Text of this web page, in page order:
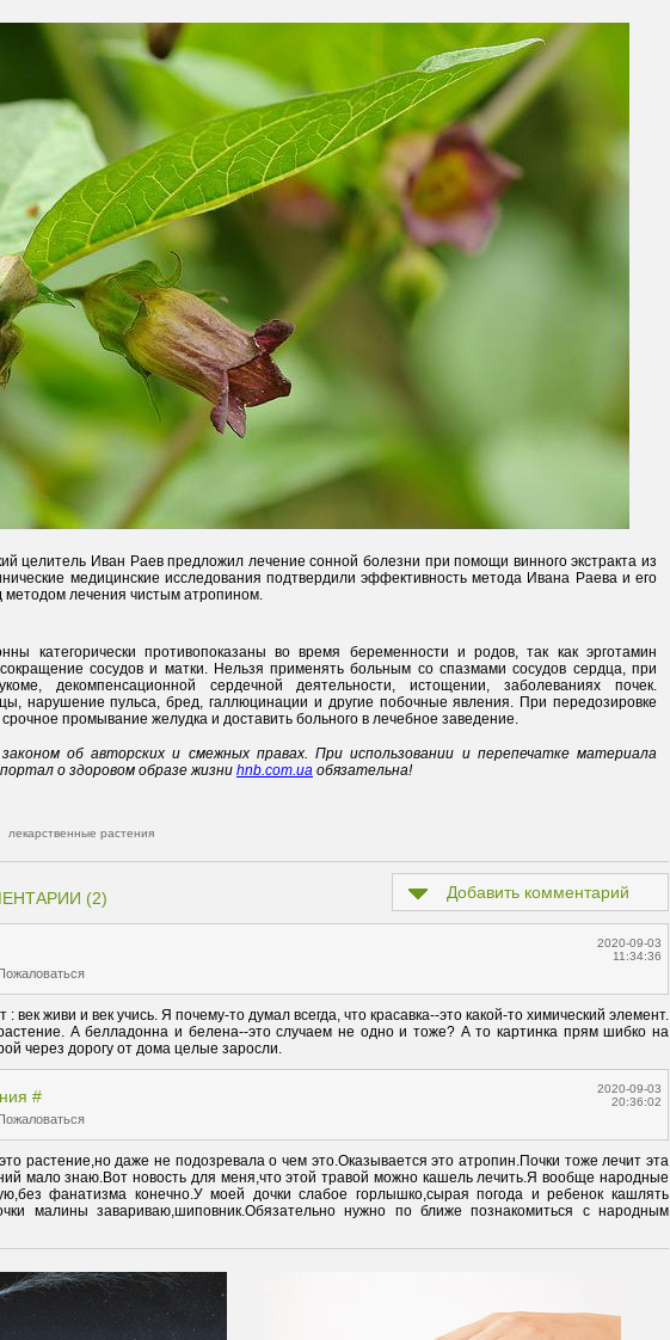
целитель Иван Раев предложил лечение сонной болезни при помощи винного экстракта из
медицинские исследования подтвердили эффективность метода Ивана Раева и его
лечения чистым атропином.
категорически противопоказаны во время беременности и родов, так как эрготамин
сосудов и матки. Нельзя применять больным со спазмами сосудов сердца, при
декомпенсационной сердечной деятельности, истощении, заболеваниях почек.
нарушение пульса, бред, галлюцинации и другие побочные явления. При передозировке
промывание желудка и доставить больного в лечебное заведение.
об авторских и смежных правах. При использовании и перепечатке материала
о здоровом образе жизни hnb.com.ua обязательна!
лекарственные растения
(2) Добавить комментарий
2020-09-03
11:34:36
: век живи и век учись. Я почему-то думал всегда, что красавка--это какой-то химический элемент.
А белладонна и белена--это случаем не одно и тоже? А то картинка прям шибко на
через дорогу от дома целые заросли.
#
2020-09-03
20:36:02
растение,но даже не подозревала о чем это.Оказывается это атропин.Почки тоже лечит эта
мало знаю.Вот новость для меня,что этой травой можно кашель лечить.Я вообще народные
фанатизма конечно.У моей дочки слабое горлышко,сырая погода и ребенок кашлять
малины завариваю,шиповник.Обязательно нужно по ближе познакомиться с народным